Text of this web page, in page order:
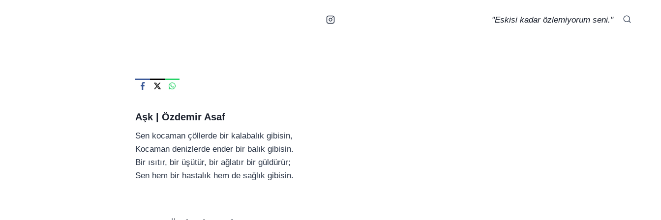
"Eskisi kadar özlemiyorum seni."
Aşk | Özdemir Asaf
Sen kocaman çöllerde bir kalabalık gibisin,
Kocaman denizlerde ender bir balık gibisin.
Bir ısıtır, bir üşütür, bir ağlatır bir güldürür;
Sen hem bir hastalık hem de sağlık gibisin.